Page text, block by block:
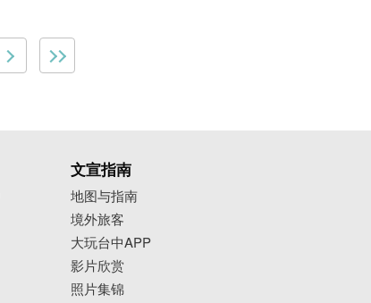
文宣指南
地图与指南
境外旅客
大玩台中APP
影片欣赏
照片集锦